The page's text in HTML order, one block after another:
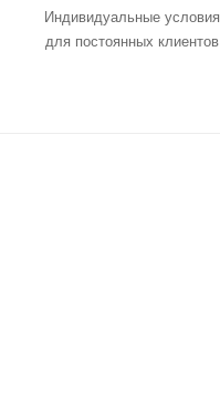
Индивидуальные условия
для постоянных клиентов